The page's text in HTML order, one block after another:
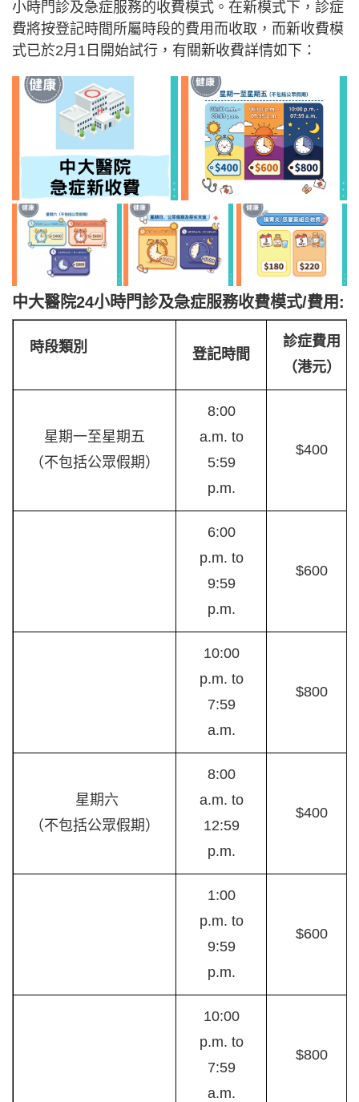
小時門診及急症服務的收費模式。在新模式下，診症
費將按登記時間所屬時段的費用而收取，而新收費模
式已於2月1日開始試行，有關新收費詳情如下：
中大醫院24小時門診及急症服務收費模式/費用:
時段類別 登記時間
診症費用
（港元）
星期一至星期五
（不包括公眾假期）
8:00
a.m. to
5:59
p.m.
$400
6:00
p.m. to
9:59
p.m.
$600
10:00
p.m. to
7:59
a.m.
$800
星期六
（不包括公眾假期）
8:00
a.m. to
12:59
p.m.
$400
1:00
p.m. to
9:59
p.m.
$600
10:00
p.m. to
7:59
a.m.
$800